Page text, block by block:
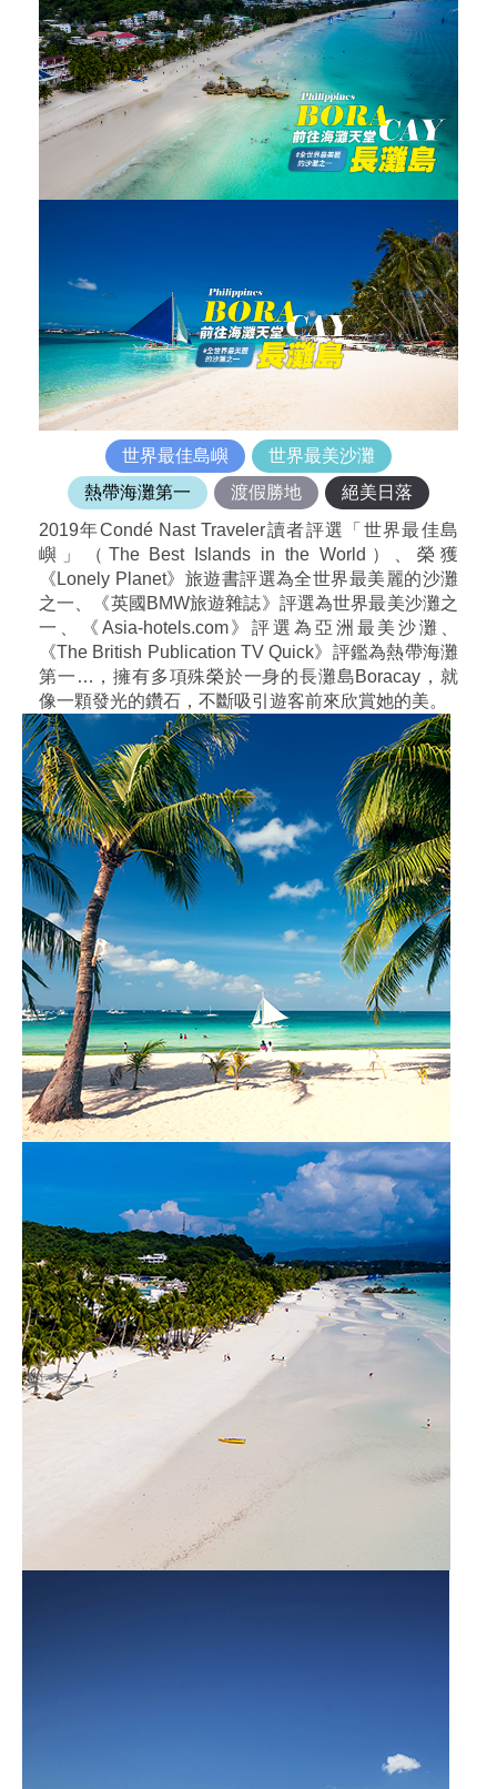
世界最佳島嶼
世界最美沙灘
熱帶海灘第一
渡假勝地
絕美日落
2019年Condé Nast Traveler讀者評選「世界最佳島
嶼」（The Best Islands in the World）、榮獲
《Lonely Planet》旅遊書評選為全世界最美麗的沙灘
之一、《英國BMW旅遊雜誌》評選為世界最美沙灘之
一、《Asia-hotels.com》評選為亞洲最美沙灘、
《The British Publication TV Quick》評鑑為熱帶海灘
第一…，擁有多項殊榮於一身的長灘島Boracay，就
像一顆發光的鑽石，不斷吸引遊客前來欣賞她的美。